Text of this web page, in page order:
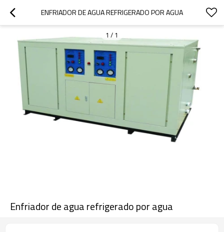
ENFRIADOR DE AGUA REFRIGERADO POR AGUA
1 / 1
Enfriador de agua refrigerado por agua